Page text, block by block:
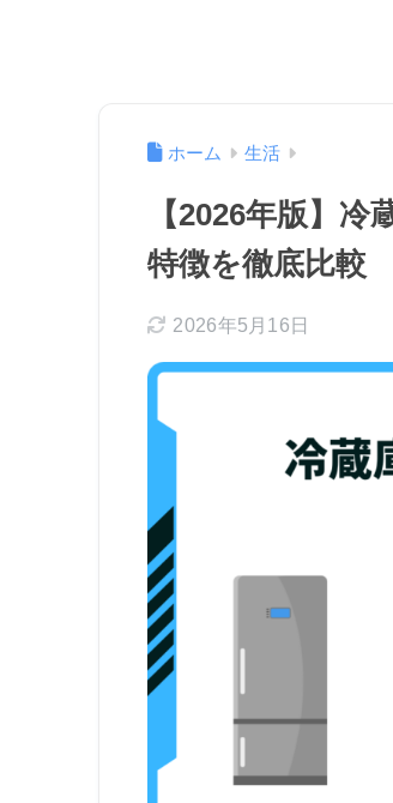
ホーム 生活
【2026年版】
特徴を徹底比較
2026年5月16日